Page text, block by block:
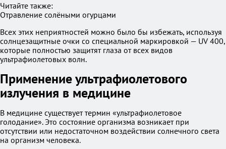
Читайте также:
Отравление солёными огурцами
Всех этих неприятностей можно было бы избежать, используя
солнцезащитные очки со специальной маркировкой — UV 400,
которые полностью защитят глаза от всех видов
ультрафиолетовых волн.
Применение ультрафиолетового
излучения в медицине
В медицине существует термин «ультрафиолетовое
голодание». Это состояние организма возникает при
отсутствии или недостаточном воздействии солнечного света
на организм человека.